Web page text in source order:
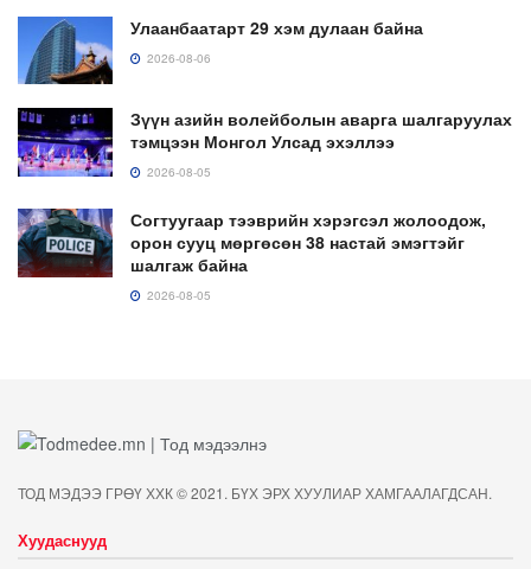
Улаанбаатарт 29 хэм дулаан байна
2026-08-06
Зүүн азийн волейболын аварга шалгаруулах
тэмцээн Монгол Улсад эхэллээ
2026-08-05
Согтуугаар тээврийн хэрэгсэл жолоодож,
орон сууц мөргөсөн 38 настай эмэгтэйг
шалгаж байна
2026-08-05
ТОД МЭДЭЭ ГРӨҮ ХХК © 2021. БҮХ ЭРХ ХУУЛИАР ХАМГААЛАГДСАН.
Хуудаснууд